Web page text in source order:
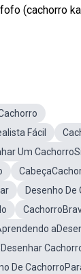
(cachorro
Fácil
Um
Desenho
De